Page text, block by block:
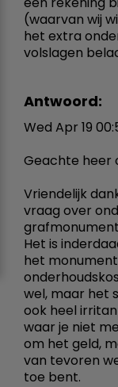
(waarvan wij
het extra
volslagen
Antwoord:
Wed Apr 19
Geachte heer
Vriendelijk
vraag over
Het is
het
wel, maar het
ook heel
waar je niet
om het geld,
van tevoren
toe bent.